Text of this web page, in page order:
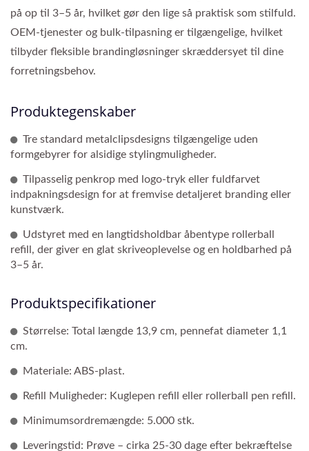
på op til 3–5 år, hvilket gør den lige så praktisk som stilfuld.
OEM-tjenester og bulk-tilpasning er tilgængelige, hvilket
tilbyder fleksible brandingløsninger skræddersyet til dine
forretningsbehov.
Produktegenskaber
Tre standard metalclipsdesigns tilgængelige uden
formgebyrer for alsidige stylingmuligheder.
Tilpasselig penkrop med logo-tryk eller fuldfarvet
indpakningsdesign for at fremvise detaljeret branding eller
kunstværk.
Udstyret med en langtidsholdbar åbentype rollerball
refill, der giver en glat skriveoplevelse og en holdbarhed på
3–5 år.
Produktspecifikationer
Størrelse: Total længde 13,9 cm, pennefat diameter 1,1
cm.
Materiale: ABS-plast.
Refill Muligheder: Kuglepen refill eller rollerball pen refill.
Minimumsordremængde: 5.000 stk.
Leveringstid: Prøve – cirka 25-30 dage efter bekræftelse